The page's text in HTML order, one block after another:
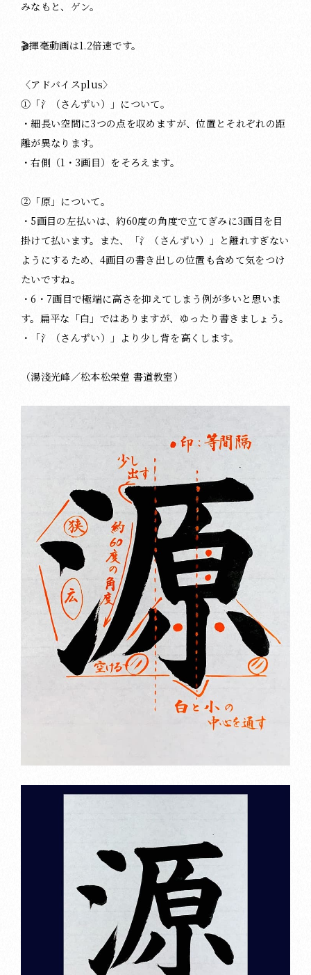
みなもと、ゲン。
🎬揮毫動画は1.2倍速です。
〈アドバイスplus〉
①「氵（さんずい）」について。
・細長い空間に3つの点を収めますが、位置とそれぞれの距
離が異なります。
・右側（1・3画目）をそろえます。
②「原」について。
・5画目の左払いは、約60度の角度で立てぎみに3画目を目
掛けて払います。また、「氵（さんずい）」と離れすぎない
ようにするため、4画目の書き出しの位置も含めて気をつけ
たいですね。
・6・7画目で極端に高さを抑えてしまう例が多いと思いま
す。扁平な「白」ではありますが、ゆったり書きましょう。
・「氵（さんずい）」より少し背を高くします。
（湯淺光峰／松本松栄堂 書道教室）